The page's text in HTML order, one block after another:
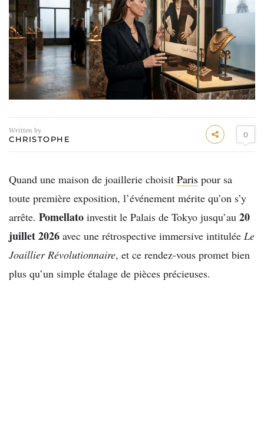
Written by
CHRISTOPHE 0
Quand une maison de joaillerie choisit Paris pour sa
toute première exposition, l’événement mérite qu’on s’y
arrête. Pomellato investit le Palais de Tokyo jusqu’au 20
juillet 2026 avec une rétrospective immersive intitulée Le
Joaillier Révolutionnaire, et ce rendez-vous promet bien
plus qu’un simple étalage de pièces précieuses.